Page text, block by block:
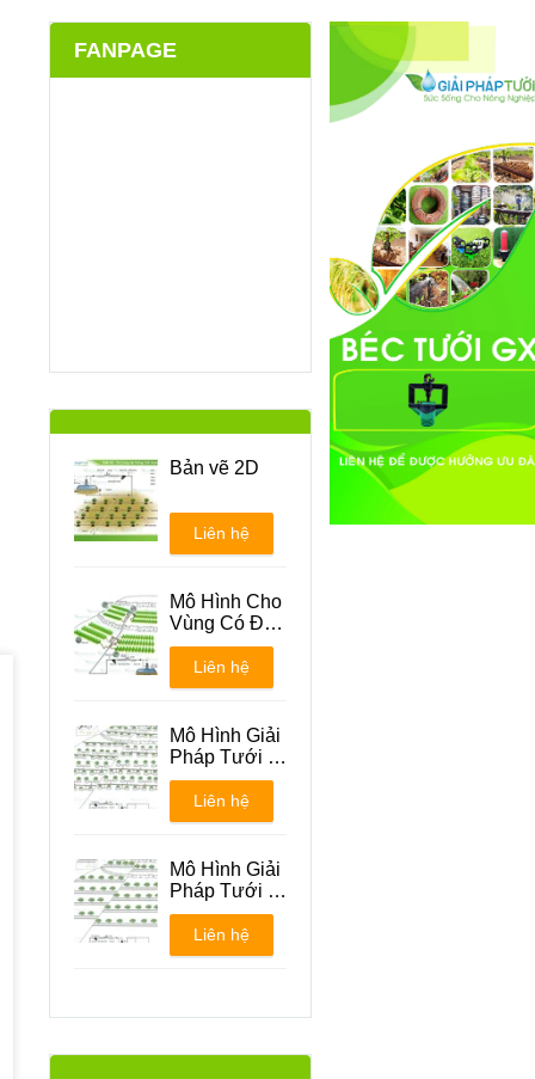
FANPAGE
Bản vẽ 2D
Liên hệ
Mô Hình Cho
Vùng Có Địa
Hình Đồi Núi
Liên hệ
Mô Hình Giải
Pháp Tưới -
Phương án 1
Liên hệ
Mô Hình Giải
Pháp Tưới -
Phương án 2
Liên hệ